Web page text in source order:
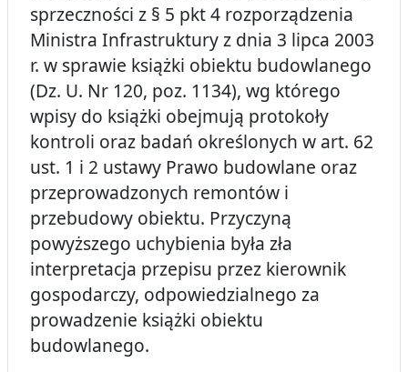
sprzeczności z § 5 pkt 4 rozporządzenia
Ministra Infrastruktury z dnia 3 lipca 2003
r. w sprawie książki obiektu budowlanego
(Dz. U. Nr 120, poz. 1134), wg którego
wpisy do książki obejmują protokoły
kontroli oraz badań określonych w art. 62
ust. 1 i 2 ustawy Prawo budowlane oraz
przeprowadzonych remontów i
przebudowy obiektu. Przyczyną
powyższego uchybienia była zła
interpretacja przepisu przez kierownik
gospodarczy, odpowiedzialnego za
prowadzenie książki obiektu
budowlanego.